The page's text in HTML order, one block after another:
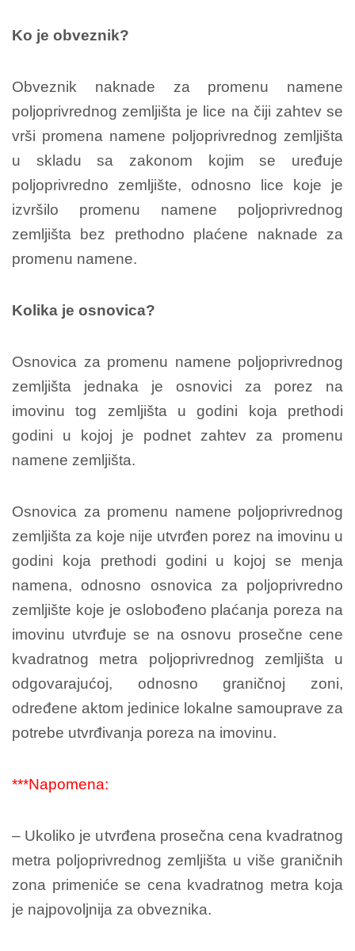
Ko je obveznik?
Obveznik naknade za promenu namene
poljoprivrednog zemljišta je lice na čiji zahtev se
vrši promena namene poljoprivrednog zemljišta
u skladu sa zakonom kojim se uređuje
poljoprivredno zemljište, odnosno lice koje je
izvršilo promenu namene poljoprivrednog
zemljišta bez prethodno plaćene naknade za
promenu namene.
Kolika je osnovica?
Osnovica za promenu namene poljoprivrednog
zemljišta jednaka je osnovici za porez na
imovinu tog zemljišta u godini koja prethodi
godini u kojoj je podnet zahtev za promenu
namene zemljišta.
Osnovica za promenu namene poljoprivrednog
zemljišta za koje nije utvrđen porez na imovinu u
godini koja prethodi godini u kojoj se menja
namena, odnosno osnovica za poljoprivredno
zemljište koje je oslobođeno plaćanja poreza na
imovinu utvrđuje se na osnovu prosečne cene
kvadratnog metra poljoprivrednog zemljišta u
odgovarajućoj, odnosno graničnoj zoni,
određene aktom jedinice lokalne samouprave za
potrebe utvrđivanja poreza na imovinu.
***Napomena:
– Ukoliko je utvrđena prosečna cena kvadratnog
metra poljoprivrednog zemljišta u više graničnih
zona primeniće se cena kvadratnog metra koja
je najpovoljnija za obveznika.